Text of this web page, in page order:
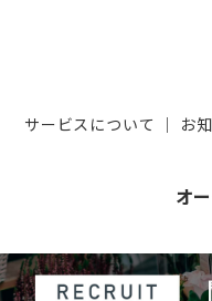
サービスについて ｜ お
オ